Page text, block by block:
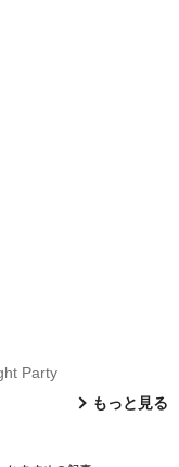
Party
もっと見る